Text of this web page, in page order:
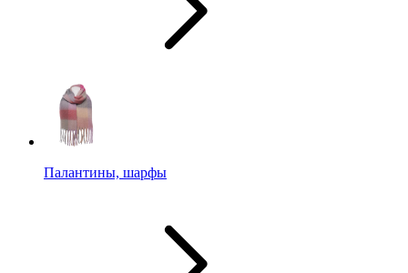
Палантины, шарфы